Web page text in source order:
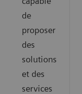
de
proposer
des
solutions
et des
services